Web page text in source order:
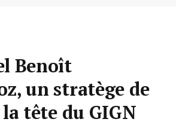
Benoît
un stratège de
tête du GIGN